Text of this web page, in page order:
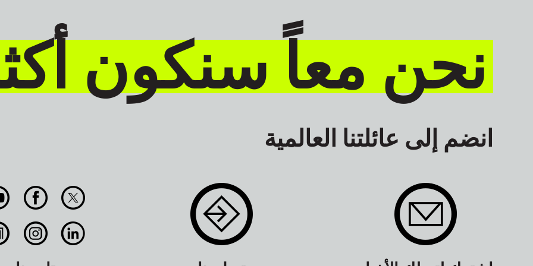
نحن معاً سنكون
انضم إلى عائلتنا العالمية